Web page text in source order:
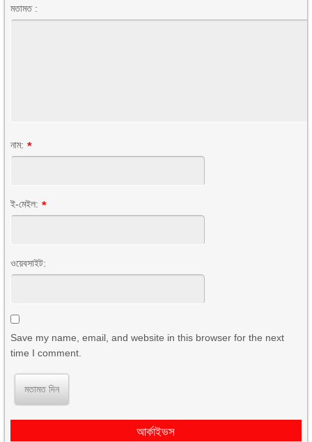
মতামত :
নাম: *
ই-মেইল: *
ওয়েবসাইট:
Save my name, email, and website in this browser for the next
time I comment.
আর্কাইভস